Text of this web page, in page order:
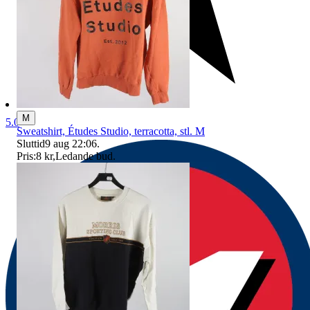
5.0 M
Sweatshirt, Études Studio, terracotta, stl. M
Sluttid9 aug 22:06.
Pris:8 kr,Ledande bud.